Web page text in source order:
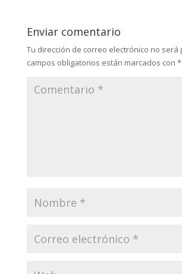
Enviar comentario
Tu dirección de correo electrónico no será
campos obligatorios están marcados con *